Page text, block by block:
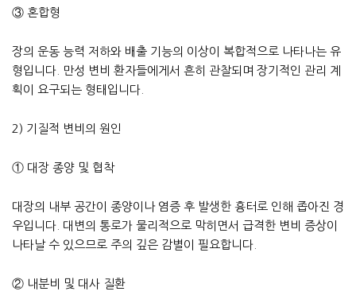
③ 혼합형
장의 운동 능력 저하와 배출 기능의 이상이 복합적으로 나타나는 유
형입니다. 만성 변비 환자들에게서 흔히 관찰되며 장기적인 관리 계
획이 요구되는 형태입니다.
2) 기질적 변비의 원인
① 대장 종양 및 협착
대장의 내부 공간이 종양이나 염증 후 발생한 흉터로 인해 좁아진 경
우입니다. 대변의 통로가 물리적으로 막히면서 급격한 변비 증상이
나타날 수 있으므로 주의 깊은 감별이 필요합니다.
② 내분비 및 대사 질환